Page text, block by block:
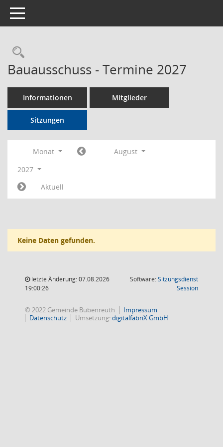
Toggle navigation
Rechercheauswahl
Bauausschuss - Termine 2027
Informationen Mitglieder
Sitzungen
Monat
August
2027
Aktuell
Keine Daten gefunden.
letzte Änderung: 07.08.2026
19:00:26
Software:Sitzungsdienst
Session(Wird in
© 2022 Gemeinde Bubenreuth
Impressum
Datenschutz
Umsetzung:digitalfabriX GmbH